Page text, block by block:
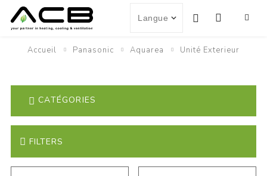
Accueil Panasonic Aquarea Unité Exterieur
FILTERS
CATÉGORIES